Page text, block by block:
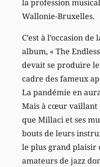
la profession
Wallonie-Bruxelles.
C’est à l’occasion
album, « The
devait se produire
cadre des fameux
La pandémie en
Mais à cœur vaillant
que Millaci et ses
bouts de leurs
le plus grand plaisir
amateurs de jazz